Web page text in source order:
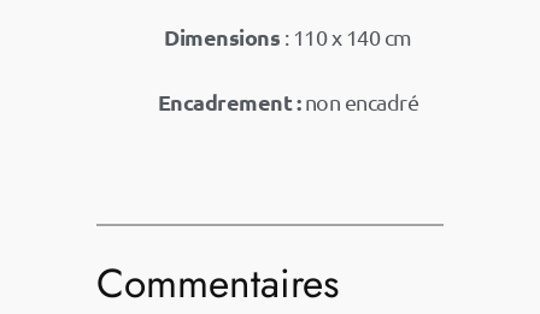
Dimensions : 110 x 140 cm
Encadrement :non encadré
Commentaires